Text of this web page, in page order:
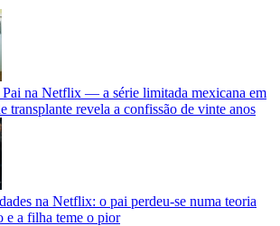
na Netflix — a série limitada mexicana em
transplante revela a confissão de vinte anos
na Netflix: o pai perdeu-se numa teoria
e a filha teme o pior